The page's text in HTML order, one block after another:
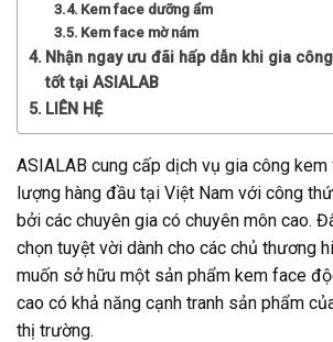
Kem face dưỡng ẩm
Kem face mờ nám
Nhận ngay ưu đãi hấp dẫn khi gia
tốt tại ASIALAB
LIÊN HỆ
ASIALAB cung cấp dịch vụ gia công
lượng hàng đầu tại Việt Nam với công
bởi các chuyên gia có chuyên môn cao.
chọn tuyệt vời dành cho các chủ thương
muốn sở hữu một sản phẩm kem face
cao có khả năng cạnh tranh sản phẩm
thị trường.